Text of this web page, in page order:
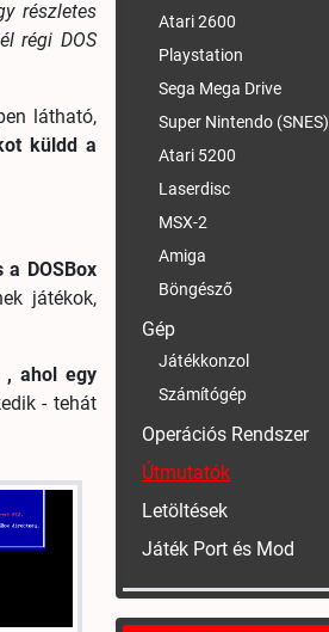
részletes
régi DOS
látható,
küldd a
DOSBox
játékok,
, ahol egy
- tehát
Atari 2600
Playstation
Sega Mega Drive
Super Nintendo (SNES)
Atari 5200
Laserdisc
MSX-2
Amiga
Böngésző
Gép
Játékkonzol
Számítógép
Operációs Rendszer
Útmutatók
Letöltések
Játék Port és Mod